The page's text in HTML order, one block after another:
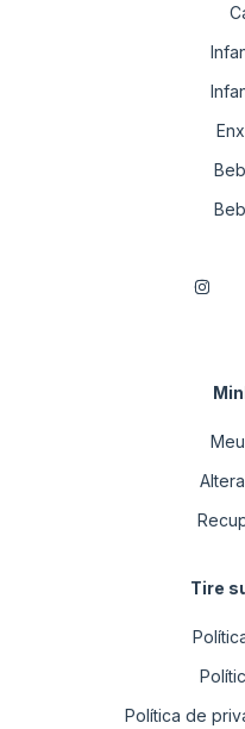
Tire
Política de